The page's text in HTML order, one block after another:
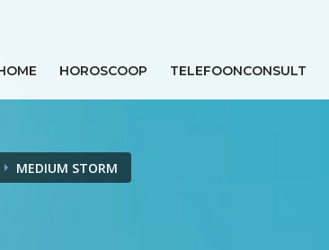
HOROSCOOP TELEFOONCONSULT
MEDIUM STORM